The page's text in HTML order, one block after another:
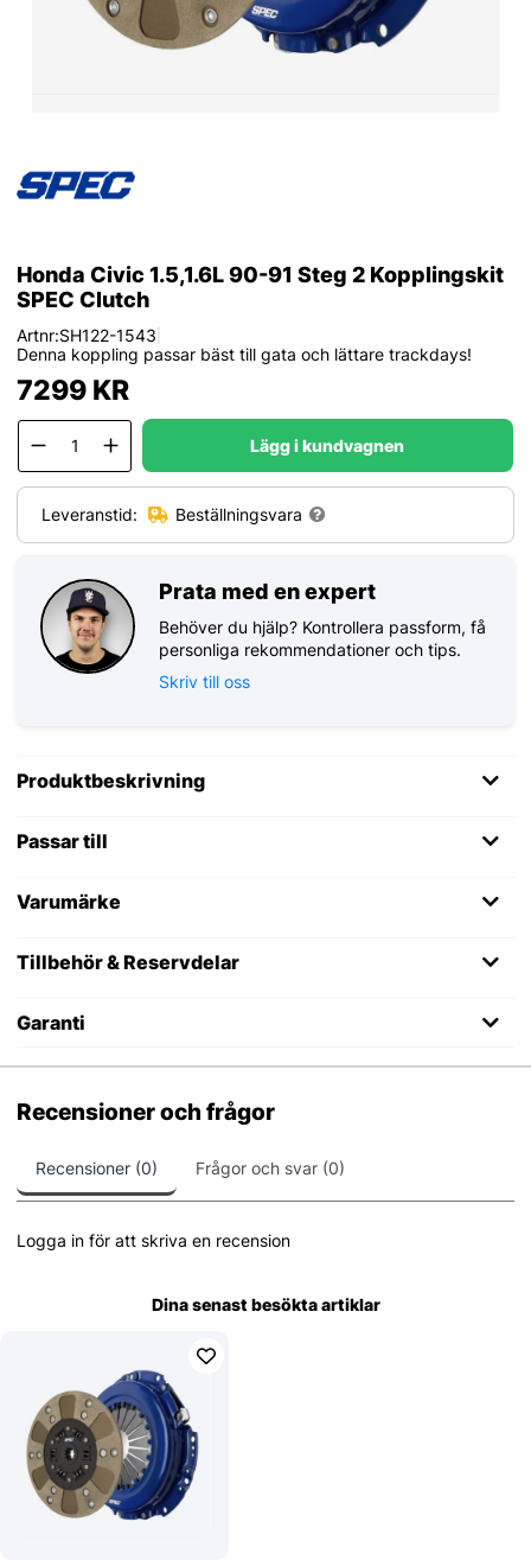
Honda Civic 1.5,1.6L 90-91 Steg 2 Kopplingskit
SPEC Clutch
Artnr:SH122-1543
Denna koppling passar bäst till gata och lättare trackdays!
7299KR
Lägg i kundvagnen
Leveranstid: Beställningsvara
Prata med en expert
Behöver du hjälp? Kontrollera passform, få
personliga rekommendationer och tips.
Skriv till oss
Produktbeskrivning
Passar till
Varumärke
Tillbehör & Reservdelar
Garanti
Recensioner och frågor
Recensioner (0) Frågor och svar (0)
Logga in för att skriva en recension
Dina senast besökta artiklar